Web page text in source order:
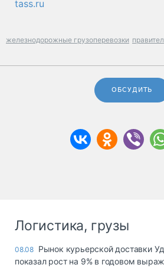
tass.ru
железнодорожные грузоперевозки
ОБСУДИТЬ
Логистика, грузы
08.08 Рынок курьерской доставки
показал рост на 9% в годовом